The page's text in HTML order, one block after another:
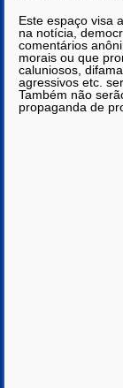
Este espaço visa
na notícia,
comentários
morais ou que
caluniosos,
agressivos etc.
Também não
propaganda de